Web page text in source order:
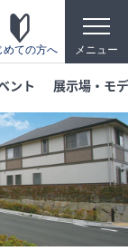
t
o
g
g
e
a
v
i
g
t
i
o
n
メニュー
めての方へ
て喜ばれている
・・・
ント 展示場・モ